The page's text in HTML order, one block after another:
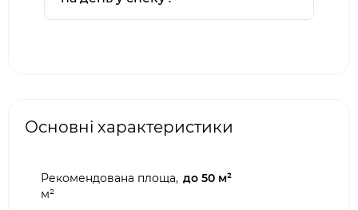
Основні характеристики
Рекомендована площа,
м²
до 50 м²